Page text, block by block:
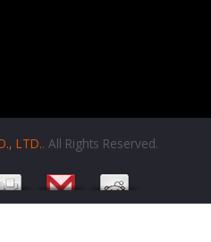
LTD.. All Rights Reserved.